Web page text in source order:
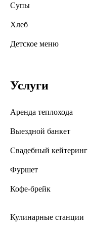
Супы
Хлеб
Детское меню
Услуги
Аренда теплохода
Выездной банкет
Свадебный кейтеринг
Фуршет
Кофе-брейк
Кулинарные станции